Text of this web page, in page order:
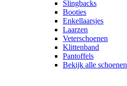
Slingbacks
Booties
Enkellaarsjes
Laarzen
Veterschoenen
Klittenband
Pantoffels
Bekijk alle schoenen